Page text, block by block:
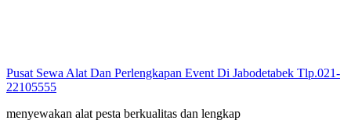
Pusat Sewa Alat Dan Perlengkapan Event Di Jabodetabek Tlp.021-
22105555
menyewakan alat pesta berkualitas dan lengkap